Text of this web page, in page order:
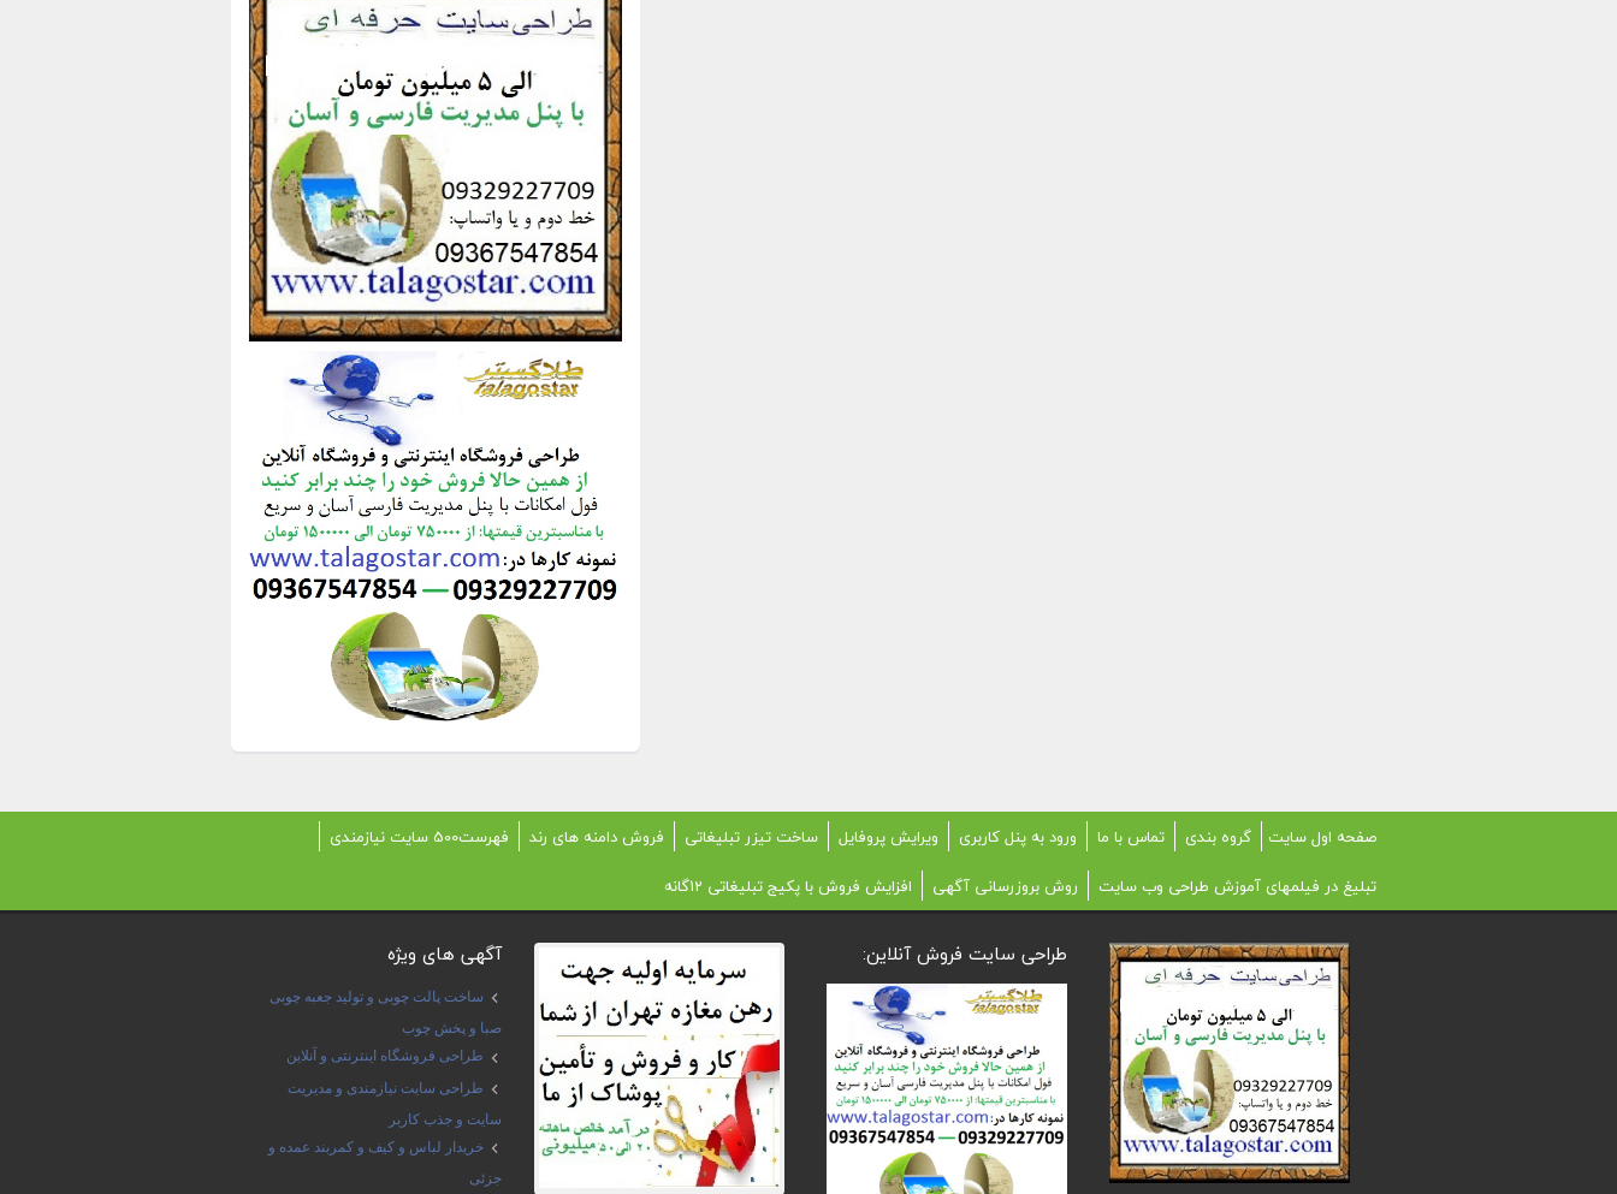
صفحه اول سایت گروه بندی تماس با ما ورود به پنل کاربری ویرایش پروفایل ساخت تیزر تبلیغاتی فروش دامنه های رند
فهرست500 سایت نیازمندی
تبلیغ در فیلمهای آموزش طراحی وب سایت
روش بروزرسانی آگهی افزایش فروش با پکیج تبلیغاتی 12گانه
آگهی های ویژه
ساخت پالت چوبی و تولید جعبه چوبی
صبا و پخش چوب
طراحی فروشگاه اینترنتی و آنلاین
طراحی سایت نیازمندی و مدیریت
سایت و جذب کاربر
خریدار لباس و کیف و کمربند عمده و
جزئی
طراحی سایت فروش آنلاین: